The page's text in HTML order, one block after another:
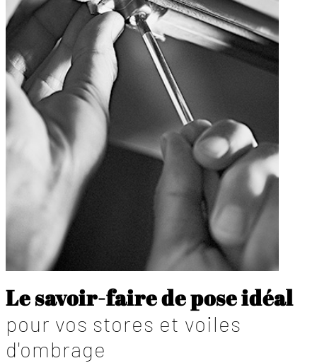
Le savoir-faire de pose idéal
pour vos stores et voiles
d'ombrage